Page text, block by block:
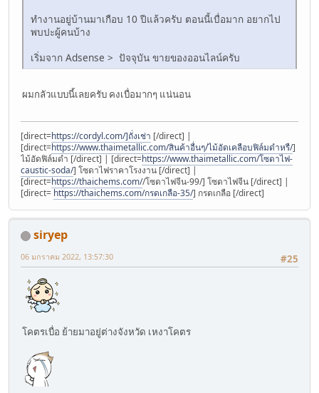
ทำงานอยู่บ้านมาเกือบ 10 ปีแล้วครับ ตอนนี้เบื่อมาก อยากไป
พบปะผู้คนบ้าง
เริ่มจาก Adsense > ปัจจุบัน ขายของออนไลน์ครับ
ผมกลัวแบบนี้เลยครับ คงเบื่อมากๆ แน่นอน
[direct=https://cordyl.com/]ถั่งเช่า [/direct] |
[direct=https://www.thaimetallic.com/สินค้าอื่นๆ/ไม้อัดเคลือบฟิล์มดำหรื/]
ไม้อัดฟิล์มดำ [/direct] | [direct=https://www.thaimetallic.com/โซดาไฟ-
caustic-soda/] โซดาไฟราคาโรงงาน [/direct] |
[direct=https://thaichems.com//โซดาไฟจีน-99/] โซดาไฟจีน [/direct] |
[direct= https://thaichems.com/กรดเกลือ-35/] กรดเกลือ [/direct]
siryep
#25
06 มกราคม 2022, 13:57:30
โคตรเบื่อ ย้ายมาอยู่ต่างจังหวัด เหงาโคตร